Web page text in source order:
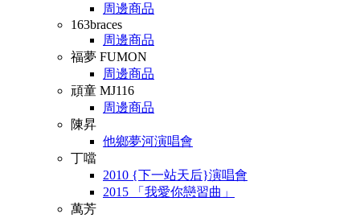
周邊商品
163braces
周邊商品
福夢 FUMON
周邊商品
頑童 MJ116
周邊商品
陳昇
他鄉夢河演唱會
丁噹
2010 {下一站天后}演唱會
2015 「我愛你戀習曲」
萬芳